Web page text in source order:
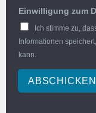
Einwilligung zum
Ich stimme zu,
Informationen
kann.
ABSCHICKEN